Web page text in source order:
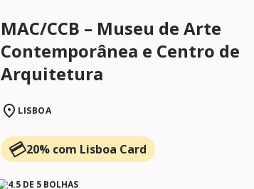
MAC/CCB – Museu de Arte
Contemporânea e Centro de
Arquitetura
LISBOA
20% com Lisboa Card